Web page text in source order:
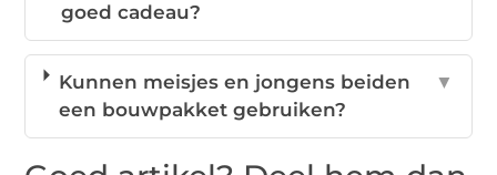
goed cadeau?
Kunnen meisjes en jongens beiden
een bouwpakket gebruiken?
▼